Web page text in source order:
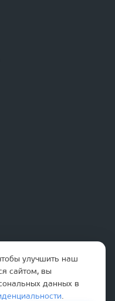
улучшить наш
сайтом, вы
данных в
.